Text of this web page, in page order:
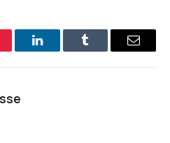
LinkedInTumblr
E-